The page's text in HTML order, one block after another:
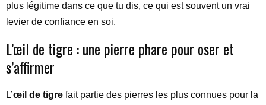
plus légitime dans ce que tu dis, ce qui est souvent un vrai
levier de confiance en soi.
L’œil de tigre : une pierre phare pour oser et
s’affirmer
L’œil de tigre fait partie des pierres les plus connues pour la